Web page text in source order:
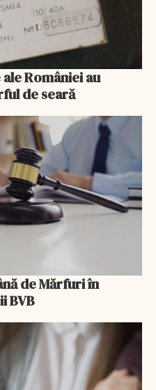
României au
de seară
de Mărfuri în
BVB